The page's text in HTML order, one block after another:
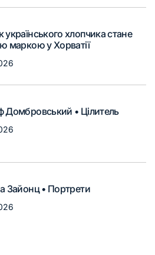
хлопчика стане
маркою у Хорватії
• Цілитель
Зайонц • Портрети